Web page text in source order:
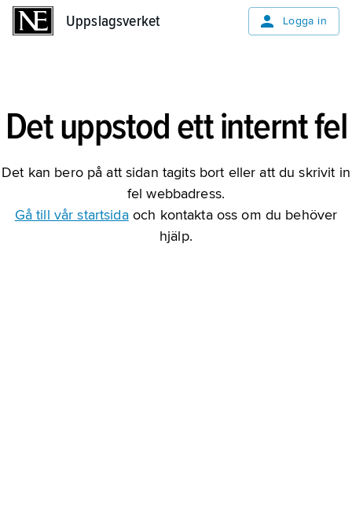
Uppslagsverket Logga in
Det uppstod ett internt fel
Det kan bero på att sidan tagits bort eller att du skrivit in
fel webbadress.
Gå till vår startsidaoch kontakta oss om du behöver
hjälp.